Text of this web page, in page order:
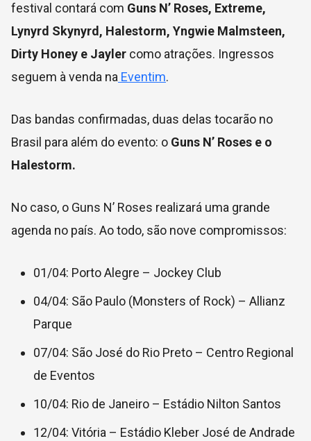
festival contará com Guns N’ Roses, Extreme,
Lynyrd Skynyrd, Halestorm, Yngwie Malmsteen,
Dirty Honey e Jayler como atrações. Ingressos
seguem à venda na Eventim.
Das bandas confirmadas, duas delas tocarão no
Brasil para além do evento: o Guns N’ Roses e o
Halestorm.
No caso, o Guns N’ Roses realizará uma grande
agenda no país. Ao todo, são nove compromissos:
01/04: Porto Alegre – Jockey Club
04/04: São Paulo (Monsters of Rock) – Allianz
Parque
07/04: São José do Rio Preto – Centro Regional
de Eventos
10/04: Rio de Janeiro – Estádio Nilton Santos
12/04: Vitória – Estádio Kleber José de Andrade